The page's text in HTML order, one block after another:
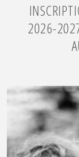
2026-